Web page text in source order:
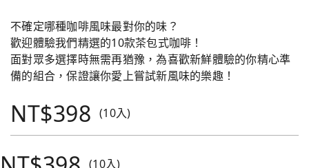
不確定哪種咖啡風味最對你的味？
歡迎體驗我們精選的10款茶包式咖啡！
面對眾多選擇時無需再猶豫，為喜歡新鮮體驗的你精心準
備的組合，保證讓你愛上嘗試新風味的樂趣！
NT$398 (10入)
(10入)